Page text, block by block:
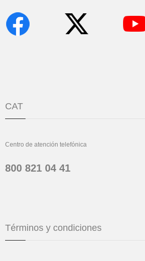
CAT
Centro de atención telefónica
800 821 04 41
Términos y condiciones